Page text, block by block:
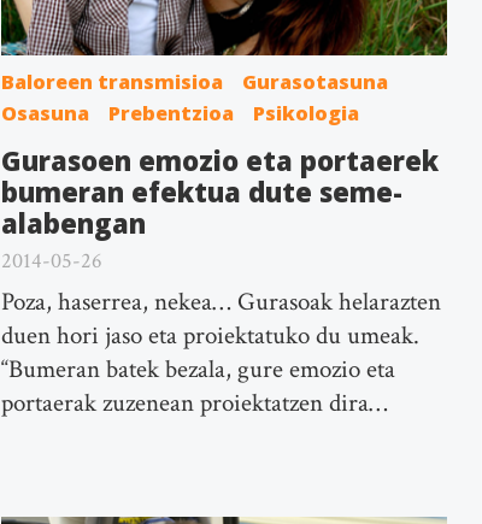
Baloreen transmisioa
Gurasotasuna
Osasuna
Prebentzioa Psikologia
Gurasoen emozio eta portaerek
bumeran efektua dute seme-
alabengan
2014-05-26
Poza, haserrea, nekea… Gurasoak helarazten
duen hori jaso eta proiektatuko du umeak.
“Bumeran batek bezala, gure emozio eta
portaerak zuzenean proiektatzen dira…